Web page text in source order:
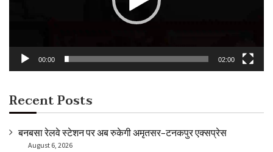
00:00 02:00
Recent Posts
बनबसा रेलवे स्टेशन पर अब रुकेगी अमृतसर–टनकपुर एक्सप्रेस
August 6, 2026